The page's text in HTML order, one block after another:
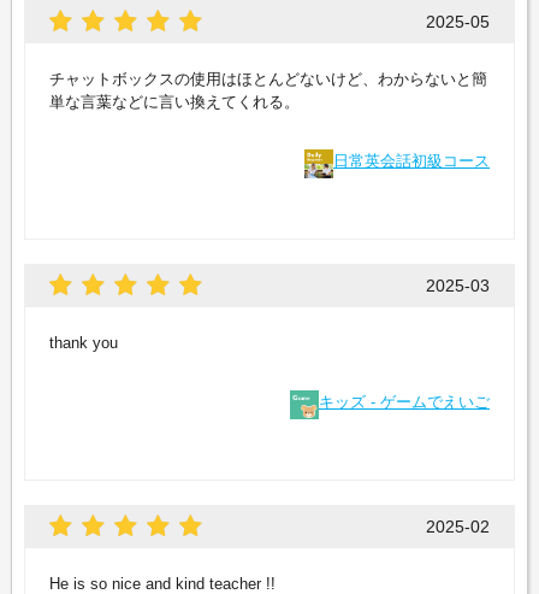
2025-05
チャットボックスの使用はほとんどないけど、わからないと簡
単な言葉などに言い換えてくれる。
日常英会話初級コース
2025-03
thank you
キッズ - ゲームでえいご
2025-02
He is so nice and kind teacher !!